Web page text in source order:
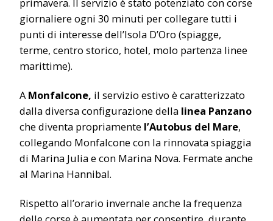
giornaliere ogni 30 minuti per collegare tutti i
punti di interesse dell’Isola D’Oro (spiagge,
terme, centro storico, hotel, molo partenza linee
marittime).
AMonfalcone, il servizio estivo è caratterizzato
dalla diversa configurazione della linea Panzano
che diventa propriamente l’Autobus del Mare,
collegando Monfalcone con la rinnovata spiaggia
di Marina Julia e con Marina Nova. Fermate anche
al Marina Hannibal.
Rispetto all’orario invernale anche la frequenza